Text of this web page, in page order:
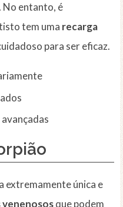
No entanto, é
tem uma recarga
para ser eficaz.
extremamente única e
que podem